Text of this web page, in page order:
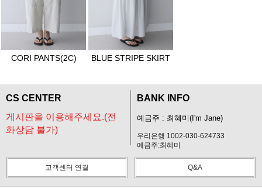
CORI PANTS(2C) BLUE STRIPE SKIRT
CS CENTER
게시판을 이용해주세요.(전
화상담 불가)
BANK INFO
예금주 : 최혜미(I'm Jane)
우리은행 1002-030-624733
예금주:최혜미
고객센터 연결 Q&A